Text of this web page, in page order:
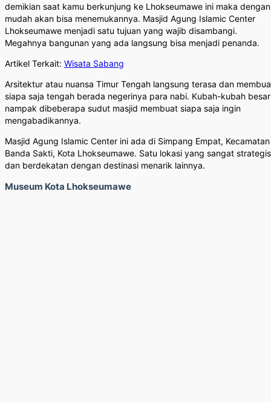
demikian saat kamu berkunjung ke Lhokseumawe ini maka dengan
mudah akan bisa menemukannya. Masjid Agung Islamic Center
Lhokseumawe menjadi satu tujuan yang wajib disambangi.
Megahnya bangunan yang ada langsung bisa menjadi penanda.
Artikel Terkait: Wisata Sabang
Arsitektur atau nuansa Timur Tengah langsung terasa dan
siapa saja tengah berada negerinya para nabi. Kubah-kubah besar
nampak dibeberapa sudut masjid membuat siapa saja ingin
mengabadikannya.
Masjid Agung Islamic Center ini ada di Simpang Empat, Kecamatan
Banda Sakti, Kota Lhokseumawe. Satu lokasi yang sangat strategis
dan berdekatan dengan destinasi menarik lainnya.
Museum Kota Lhokseumawe